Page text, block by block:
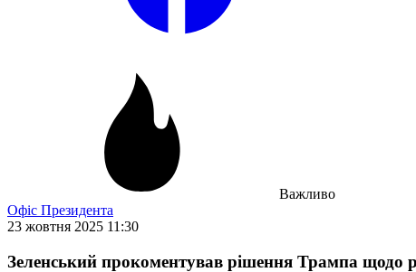
Важливо
Офіс Президента
23 жовтня 2025 11:30
Зеленський прокоментував рішення Трампа щодо